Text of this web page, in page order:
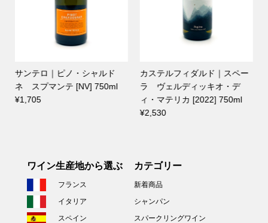
フィダルド｜スペー
ディッキオ・デ
カ [2022] 750ml
クロアット｜オベリスコ フ
リウラーノ [2017] 750ml
スター・レ
ソーヴィニ
キャニオン
ワイン生産地から選ぶ
フランス
イタリア
スペイン
カテゴリー
新着商品
シャンパン
スパークリングワイン